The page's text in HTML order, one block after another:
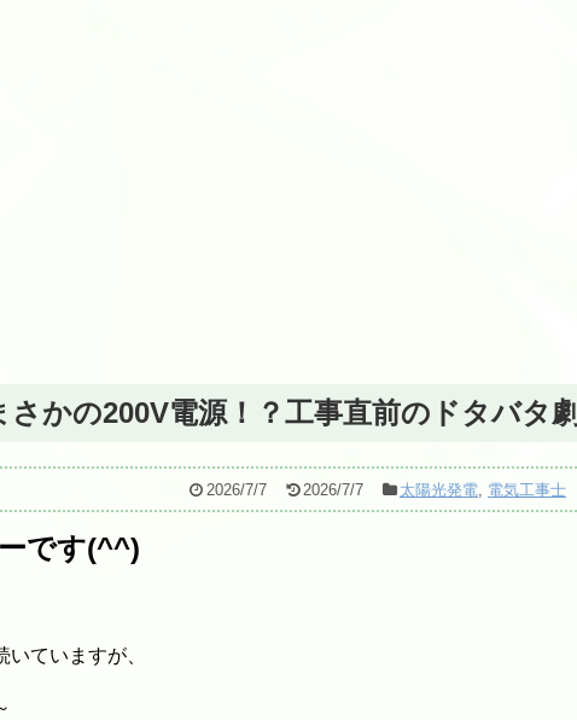
かの200V電源！？工事直前のドタバタ劇
2026/7/7 2026/7/7 太陽光発電, 電気工事士
です(^^)
ていますが、